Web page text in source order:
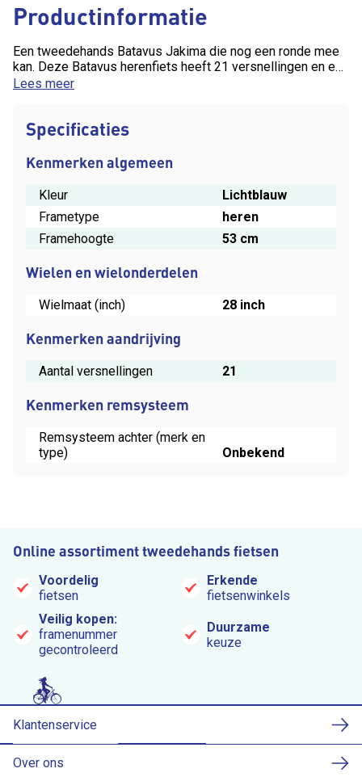
Productinformatie
Een tweedehands Batavus Jakima die nog een ronde mee
kan. Deze Batavus herenfiets heeft 21 versnellingen en een
framehoogte van 53 cm. Je ontvangt op deze fiets 8 dagen
Lees meer
Specificaties
Kenmerken algemeen
Kleur
Lichtblauw
Frametype
heren
Framehoogte
53 cm
Wielen en wielonderdelen
Wielmaat (inch) 28 inch
Kenmerken aandrijving
Aantal versnellingen 21
Kenmerken remsysteem
Remsysteem achter (merk en
type)
Onbekend
Online assortiment tweedehands fietsen
Voordelig
fietsen
Erkende
fietsenwinkels
Veilig kopen:
framenummer
gecontroleerd
Duurzame
keuze
Klantenservice
Over ons